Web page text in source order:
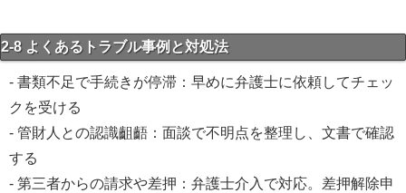
2-8 よくあるトラブル事例と対処法
- 書類不足で手続きが停滞：早めに弁護士に依頼してチェッ
クを受ける
- 管財人との認識齟齬：面談で不明点を整理し、文書で確認
する
- 第三者からの請求や差押：弁護士介入で対応。差押解除申